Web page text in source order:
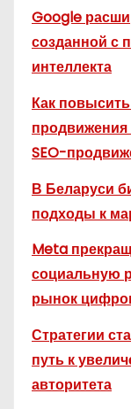
Google
созданной с
интеллекта
Как
SEO-
В Беларуси
подходы к
Meta
социальную
рынок
Стратегии
путь к
авторитета